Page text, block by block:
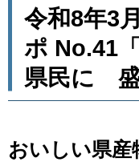
令和8年3
ポ No.41
県民に 盛
おいしい県